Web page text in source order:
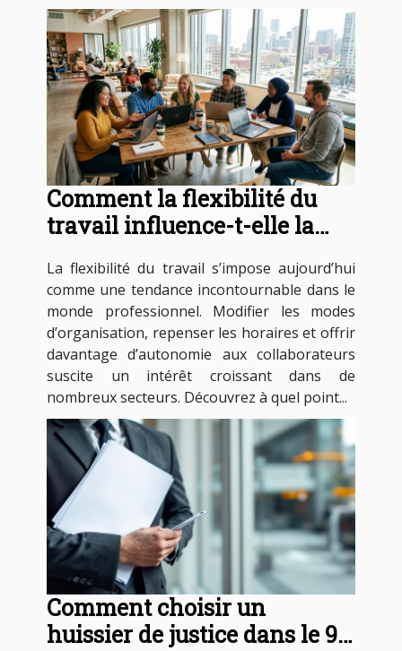
Comment la flexibilité du
travail influence-t-elle la
La flexibilité du travail s’impose aujourd’hui
comme une tendance incontournable dans le
monde professionnel. Modifier les modes
d’organisation, repenser les horaires et offrir
davantage d’autonomie aux collaborateurs
suscite un intérêt croissant dans de
nombreux secteurs. Découvrez à quel point...
Comment choisir un
huissier de justice dans le 93